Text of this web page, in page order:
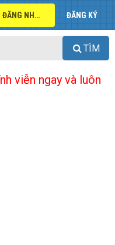
ĐĂNG NHẬP ĐĂNG KÝ
TÌM
viễn ngay và luôn